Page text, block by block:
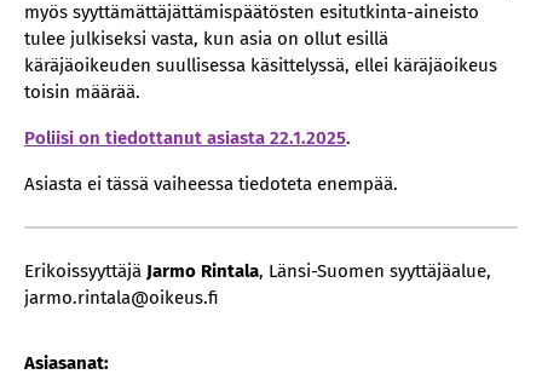
myös syyttämättäjättämispäätösten esitutkinta-aineisto
tulee julkiseksi vasta, kun asia on ollut esillä
käräjäoikeuden suullisessa käsittelyssä, ellei käräjäoikeus
toisin määrää.
Poliisi on tiedottanut asiasta 22.1.2025.
Asiasta ei tässä vaiheessa tiedoteta enempää.
Erikoissyyttäjä Jarmo Rintala, Länsi-Suomen syyttäjäalue,
jarmo.rintala@oikeus.fi
Asiasanat: